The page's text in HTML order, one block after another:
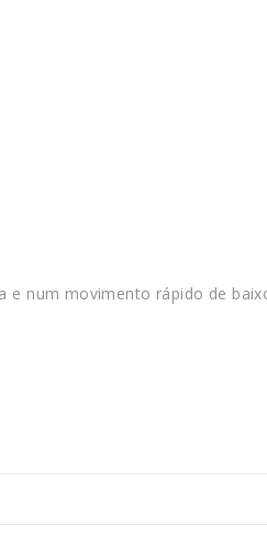
num movimento rápido de